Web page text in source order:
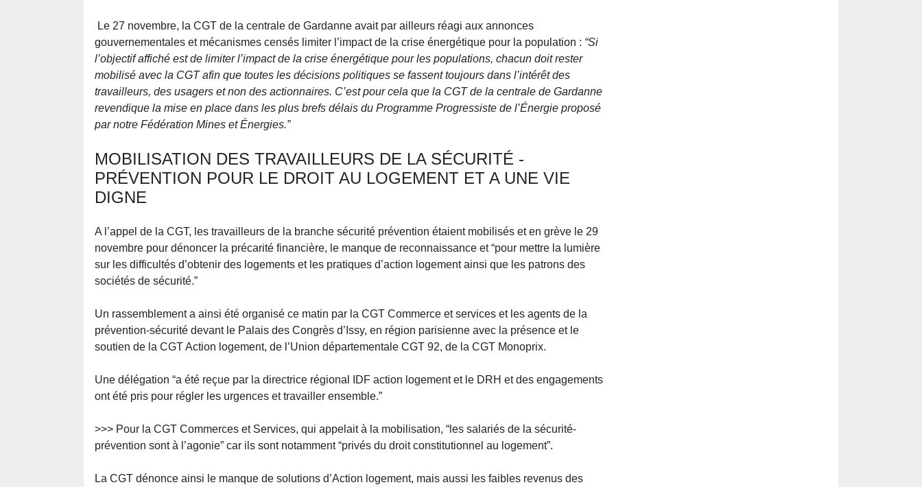
Le 27 novembre, la CGT de la centrale de Gardanne avait par ailleurs réagi aux annonces
gouvernementales et mécanismes censés limiter l’impact de la crise énergétique pour la population : “Si
l’objectif affiché est de limiter l’impact de la crise énergétique pour les populations, chacun doit rester
mobilisé avec la CGT afin que toutes les décisions politiques se fassent toujours dans l’intérêt des
travailleurs, des usagers et non des actionnaires. C’est pour cela que la CGT de la centrale de Gardanne
revendique la mise en place dans les plus brefs délais du Programme Progressiste de l’Énergie proposé
par notre Fédération Mines et Énergies.”
MOBILISATION DES TRAVAILLEURS DE LA SÉCURITÉ -
PRÉVENTION POUR LE DROIT AU LOGEMENT ET A UNE VIE
DIGNE
A l’appel de la CGT, les travailleurs de la branche sécurité prévention étaient mobilisés et en grève le 29
novembre pour dénoncer la précarité financière, le manque de reconnaissance et “pour mettre la lumière
sur les difficultés d’obtenir des logements et les pratiques d’action logement ainsi que les patrons des
sociétés de sécurité.”
Un rassemblement a ainsi été organisé ce matin par la CGT Commerce et services et les agents de la
prévention-sécurité devant le Palais des Congrès d’Issy, en région parisienne avec la présence et le
soutien de la CGT Action logement, de l’Union départementale CGT 92, de la CGT Monoprix.
Une délégation “a été reçue par la directrice régional IDF action logement et le DRH et des engagements
ont été pris pour régler les urgences et travailler ensemble.”
>>> Pour la CGT Commerces et Services, qui appelait à la mobilisation, “les salariés de la sécurité-
prévention sont à l’agonie” car ils sont notamment “privés du droit constitutionnel au logement”.
La CGT dénonce ainsi le manque de solutions d’Action logement, mais aussi les faibles revenus des